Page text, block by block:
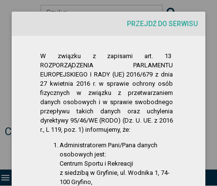
Szukaj
Biuletyn Informacji Publicznej
Centrum Sportu i Rekreacji w Gryfinie
menu
PRZEJDŹ DO SERWISU
W związku z zapisami art. 13
ROZPORZĄDZENIA PARLAMENTU
EUROPEJSKIEGO I RADY (UE) 2016/679 z dnia
27 kwietnia 2016 r. w sprawie ochrony osób
fizycznych w związku z przetwarzaniem
danych osobowych i w sprawie swobodnego
przepływu takich danych oraz uchylenia
dyrektywy 95/46/WE (RODO) (Dz. U. UE. z 2016
r., L 119, poz. 1) informujemy, że:
Administratorem Pani/Pana danych
osobowych jest:
Centrum Sportu i Rekreacji
z siedzibą w Gryfinie, ul. Wodnika 1, 74-
100 Gryfino,